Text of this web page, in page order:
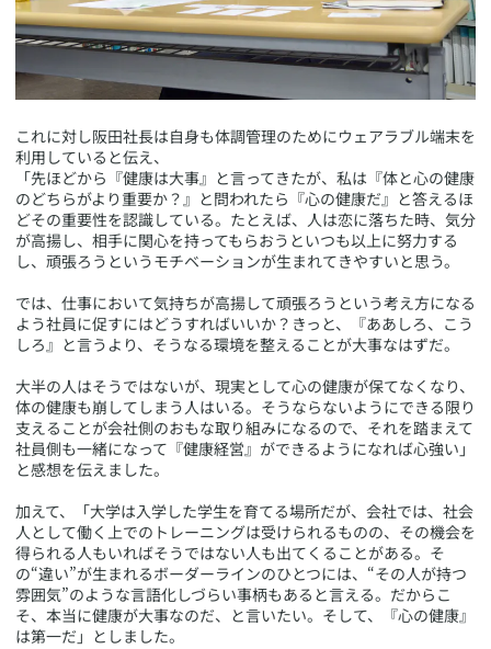
​これに対し阪田社長は自身も体調管理のためにウェアラブル端末を
利用していると伝え、
「先ほどから『健康は大事』と言ってきたが、私は『体と心の健康
のどちらがより重要か？』と問われたら『心の健康だ』と答えるほ
どその重要性を認識している。たとえば、人は恋に落ちた時、気分
が高揚し、相手に関心を持ってもらおうといつも以上に努力する
し、頑張ろうというモチベーションが生まれてきやすいと思う。
では、仕事において気持ちが高揚して頑張ろうという考え方になる
よう社員に促すにはどうすればいいか？きっと、『ああしろ、こう
しろ』と言うより、そうなる環境を整えることが大事なはずだ。
大半の人はそうではないが、現実として心の健康が保てなくなり、
体の健康も崩してしまう人はいる。そうならないようにできる限り
支えることが会社側のおもな取り組みになるので、それを踏まえて
社員側も一緒になって『健康経営』ができるようになれば心強い」
と感想を伝えました。
加えて、「大学は入学した学生を育てる場所だが、会社では、社会
人として働く上でのトレーニングは受けられるものの、その機会を
得られる人もいればそうではない人も出てくることがある。そ
の“違い”が生まれるボーダーラインのひとつには、“その人が持つ
雰囲気”のような言語化しづらい事柄もあると言える。だからこ
そ、本当に健康が大事なのだ、と言いたい。そして、『心の健康』
は第一だ」としました。